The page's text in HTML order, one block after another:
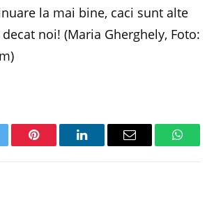
la mai bine, caci sunt alte
noi! (Maria Gherghely, Foto:
Pinterest LinkedInEmail